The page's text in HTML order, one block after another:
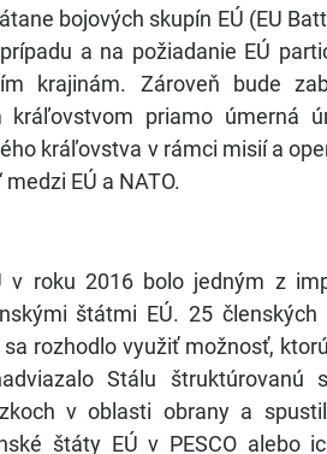
bojových skupín EÚ (EU
a na požiadanie EÚ
krajinám. Zároveň bude
priamo úmerná
kráľovstva v rámci misií a
EÚ a NATO.
v roku 2016 bolo jedným z
štátmi EÚ. 25 členských
rozhodlo využiť možnosť,
Stálu štruktúrovanú
v oblasti obrany a
štáty EÚ v PESCO alebo